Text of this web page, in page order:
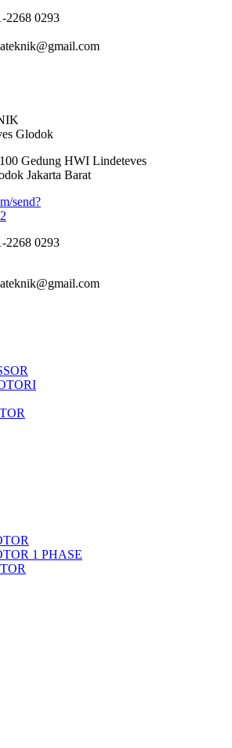
2268 0293
Glodok
Gedung HWI Lindeteves
Jakarta Barat
send?
2268 0293
1 PHASE